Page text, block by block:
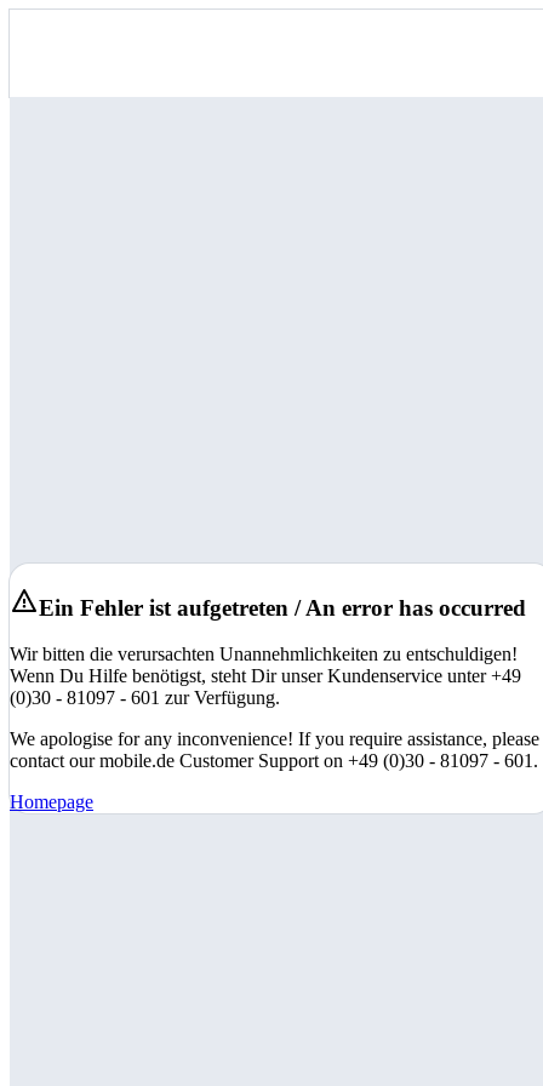
Ein Fehler ist aufgetreten / An error has occurred
Wir bitten die verursachten Unannehmlichkeiten zu entschuldigen!
Wenn Du Hilfe benötigst, steht Dir unser Kundenservice unter +49
(0)30 - 81097 - 601 zur Verfügung.
We apologise for any inconvenience! If you require assistance, please
contact our mobile.de Customer Support on +49 (0)30 - 81097 - 601.
Homepage